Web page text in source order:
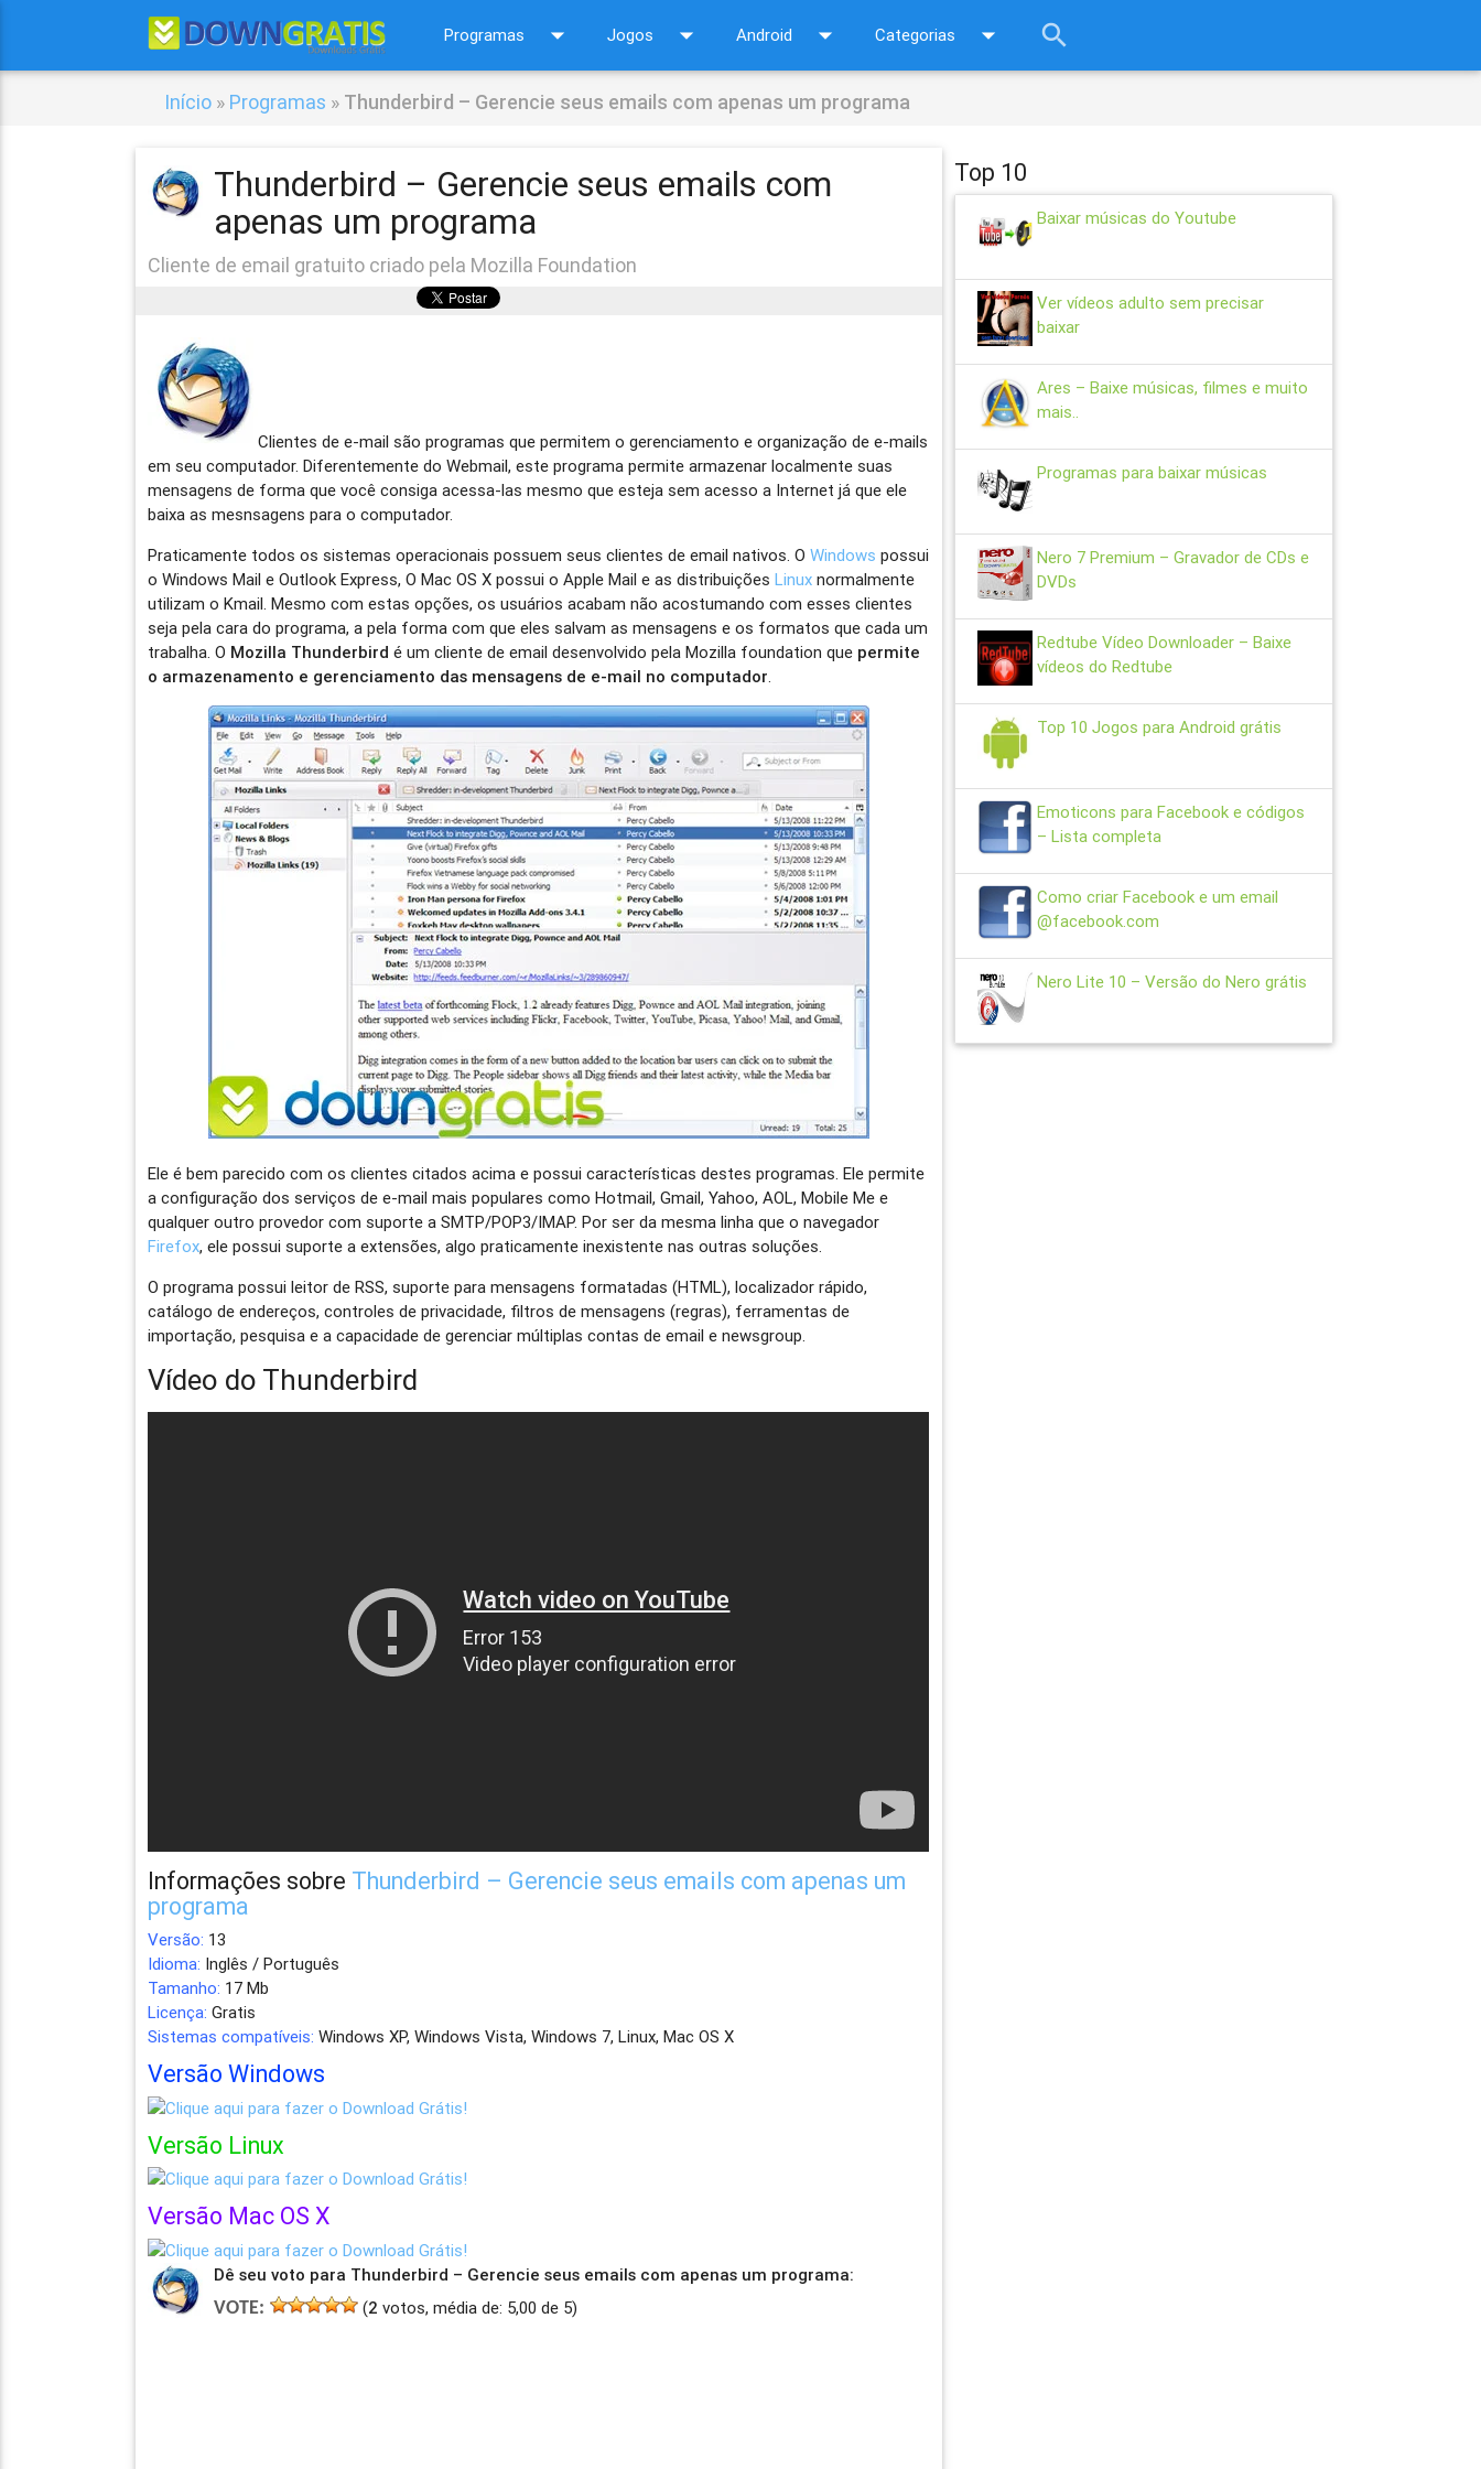
Programas arrow_drop_down Jogos arrow_drop_down Android arrow_drop_down Categorias arrow_drop_down search
Início » Programas » Thunderbird – Gerencie seus emails com apenas um programa
Thunderbird – Gerencie seus emails com
apenas um programa
Cliente de email gratuito criado pela Mozilla Foundation
Clientes de e-mail são programas que permitem o gerenciamento e organização de e-mails
em seu computador. Diferentemente do Webmail, este programa permite armazenar localmente suas
mensagens de forma que você consiga acessa-las mesmo que esteja sem acesso a Internet já que ele
baixa as mesnsagens para o computador.
Praticamente todos os sistemas operacionais possuem seus clientes de email nativos. OWindows possui
o Windows Mail e Outlook Express, O Mac OS X possui o Apple Mail e as distribuiçõesLinux normalmente
utilizam o Kmail. Mesmo com estas opções, os usuários acabam não acostumando com esses clientes
seja pela cara do programa, a pela forma com que eles salvam as mensagens e os formatos que cada um
trabalha. O Mozilla Thunderbird é um cliente de email desenvolvido pela Mozilla foundation que permite
o armazenamento e gerenciamento das mensagens de e-mail no computador.
Ele é bem parecido com os clientes citados acima e possui características destes programas. Ele permite
a configuração dos serviços de e-mail mais populares como Hotmail, Gmail, Yahoo, AOL, Mobile Me e
qualquer outro provedor com suporte a SMTP/POP3/IMAP. Por ser da mesma linha que o navegador
Firefox, ele possui suporte a extensões, algo praticamente inexistente nas outras soluções.
O programa possui leitor de RSS, suporte para mensagens formatadas (HTML), localizador rápido,
catálogo de endereços, controles de privacidade, filtros de mensagens (regras), ferramentas de
importação, pesquisa e a capacidade de gerenciar múltiplas contas de email e newsgroup.
Vídeo do Thunderbird
Informações sobre Thunderbird – Gerencie seus emails com apenas um
programa
Versão: 13
Idioma: Inglês / Português
Tamanho: 17 Mb
Licença: Gratis
Sistemas compatíveis: Windows XP, Windows Vista, Windows 7, Linux, Mac OS X
Versão Windows
Versão Linux
Versão Mac OS X
Dê seu voto para Thunderbird – Gerencie seus emails com apenas um programa:
VOTE:
(2 votos, média de: 5,00 de 5)
Top 10
Baixar músicas do Youtube
Ver vídeos adulto sem precisar
baixar
Ares – Baixe músicas, filmes e muito
mais..
Programas para baixar músicas
Nero 7 Premium – Gravador de CDs e
DVDs
Redtube Vídeo Downloader – Baixe
vídeos do Redtube
Top 10 Jogos para Android grátis
Emoticons para Facebook e códigos
– Lista completa
Como criar Facebook e um email
@facebook.com
Nero Lite 10 – Versão do Nero grátis